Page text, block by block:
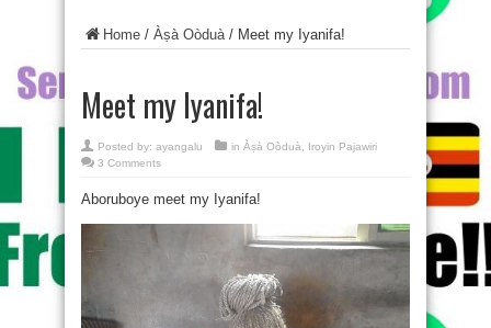
Home / Àṣà Oòduà/ Meet my Iyanifa!
Meet my Iyanifa!
Posted by: ayangalu in Àṣà Oòduà
Iroyin Pajawiri
3 Comments
Aboruboye meet my Iyanifa!